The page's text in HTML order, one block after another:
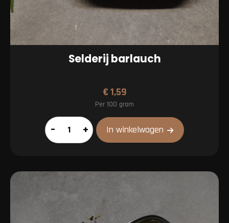
Selderij barlauch
€1,59
Per 100 gram
Selderij
barlauch
– + In winkelwagen